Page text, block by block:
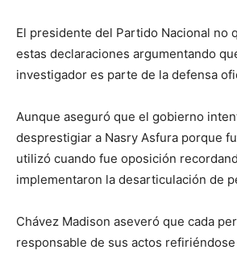
El presidente del Partido Nacional no
estas declaraciones argumentando
investigador es parte de la defensa
Aunque aseguró que el gobierno
desprestigiar a Nasry Asfura porque
utilizó cuando fue oposición
implementaron la desarticulación de
Chávez Madison aseveró que cada
responsable de sus actos